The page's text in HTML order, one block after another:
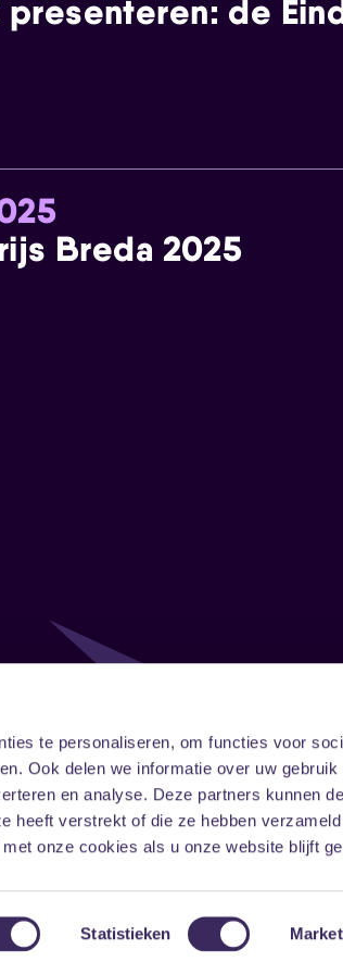
te personaliseren, om functies voor
Ook delen we informatie over uw gebruik
en analyse. Deze partners kunnen
heeft verstrekt of die ze hebben
onze cookies als u onze website blijft
Statistieken
presenteren: de
Breda 2025
LinkedIn
Onze